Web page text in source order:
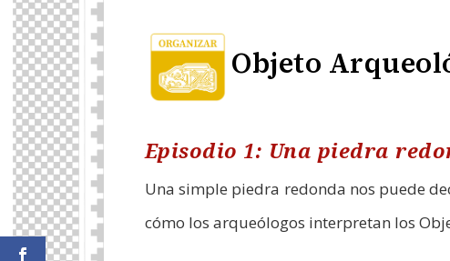
Objeto
Episodio 1: Una piedra
Una simple piedra redonda nos puede
cómo los arqueólogos interpretan los